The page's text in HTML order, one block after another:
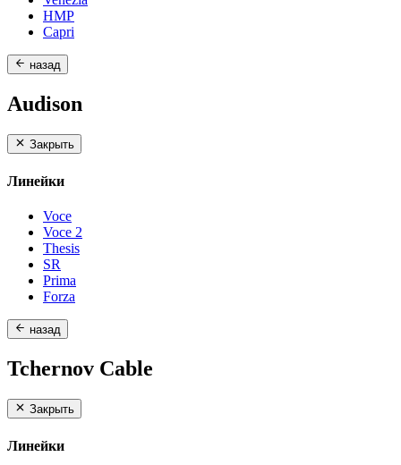
HMP
Capri
назад
Audison
Закрыть
Линейки
Voce
Voce 2
Thesis
SR
Prima
Forza
назад
Tchernov Cable
Закрыть
Линейки